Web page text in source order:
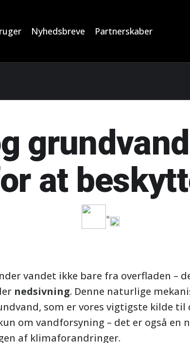
Nyhedsbreve Partnerskaber
at
vandet ikke bare fra overfladen –
nedsivning. Denne naturlige
som er vores vigtigste kilde til
om vandforsyning – det er også en
af klimaforandringer.